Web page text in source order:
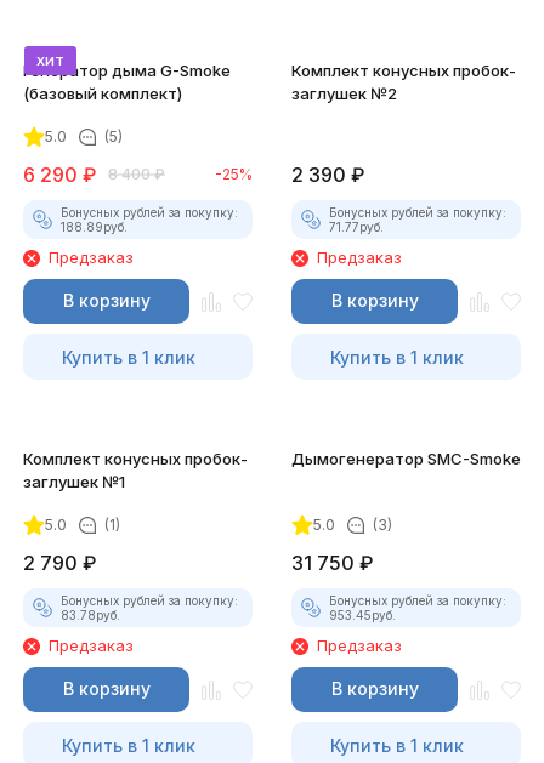
хит
Генератор дыма G-Smoke
(базовый комплект)
5.0 (5)
6 290 ₽ 8 400 ₽ -25%
Бонусных рублей за покупку:
188.89руб.
Предзаказ
В корзину
Купить в 1 клик
Комплект конусных пробок-
заглушек №2
2 390 ₽
Бонусных рублей за покупку:
71.77руб.
Предзаказ
В корзину
Купить в 1 клик
Комплект конусных пробок-
заглушек №1
5.0 (1)
2 790 ₽
Бонусных рублей за покупку:
83.78руб.
Предзаказ
В корзину
Купить в 1 клик
Дымогенератор SMC-Smoke
5.0 (3)
31 750 ₽
Бонусных рублей за покупку:
953.45руб.
Предзаказ
В корзину
Купить в 1 клик